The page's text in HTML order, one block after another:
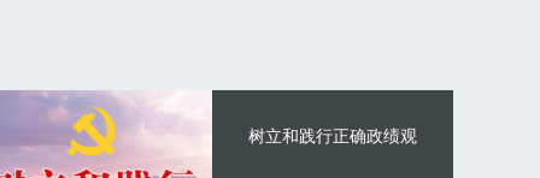
树立和践行正确政绩观